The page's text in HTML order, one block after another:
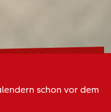
schon vor dem